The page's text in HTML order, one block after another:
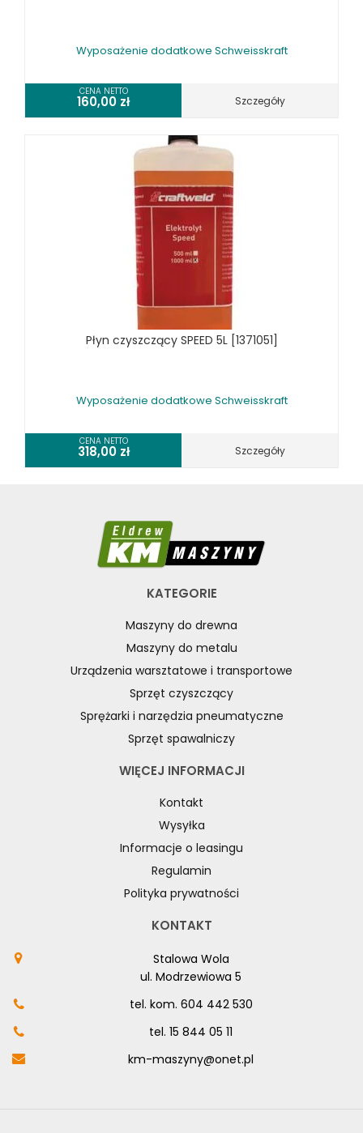
Wyposażenie dodatkowe Schweisskraft
CENA NETTO
160,00 zł Szczegóły
Płyn czyszczący SPEED 5L [1371051]
Wyposażenie dodatkowe Schweisskraft
CENA NETTO
318,00 zł Szczegóły
KATEGORIE
Maszyny do drewna
Maszyny do metalu
Urządzenia warsztatowe i transportowe
Sprzęt czyszczący
Sprężarki i narzędzia pneumatyczne
Sprzęt spawalniczy
WIĘCEJ INFORMACJI
Kontakt
Wysyłka
Informacje o leasingu
Regulamin
Polityka prywatności
KONTAKT
Stalowa Wola
ul. Modrzewiowa 5
tel. kom. 604 442 530
tel. 15 844 05 11
km-maszyny@onet.pl